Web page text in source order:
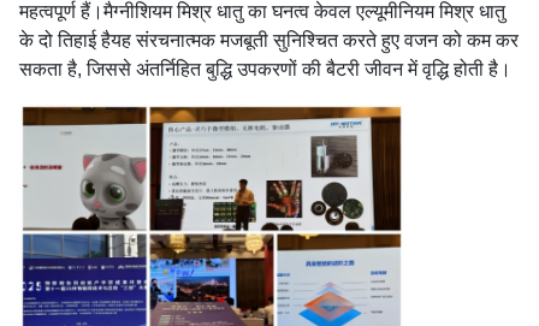
महत्वपूर्ण हैं।मैग्नीशियम मिश्र धातु का घनत्व केवल एल्यूमीनियम मिश्र धातु
के दो तिहाई हैयह संरचनात्मक मजबूती सुनिश्चित करते हुए वजन को कम कर
सकता है, जिससे अंतर्निहित बुद्धि उपकरणों की बैटरी जीवन में वृद्धि होती है।